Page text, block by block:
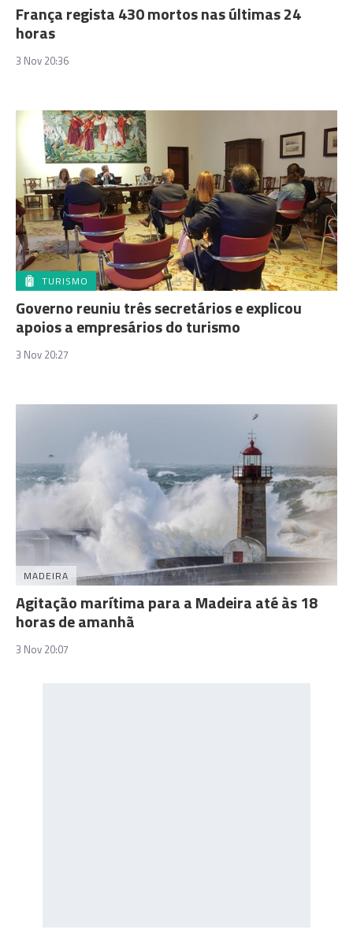
França regista 430 mortos nas últimas 24
horas
3 Nov 20:36
TURISMO
Governo reuniu três secretários e explicou
apoios a empresários do turismo
3 Nov 20:27
MADEIRA
Agitação marítima para a Madeira até às 18
horas de amanhã
3 Nov 20:07